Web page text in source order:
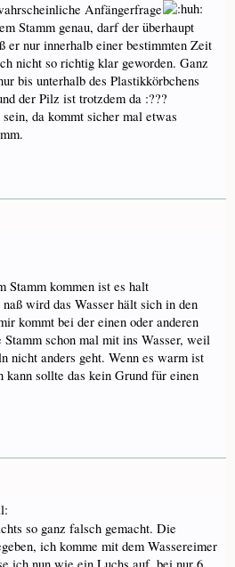
Anfängerfrage
Stamm genau, darf der überhaupt
er nur innerhalb einer bestimmten Zeit
nicht so richtig klar geworden. Ganz
bis unterhalb des Plastikkörbchens
der Pilz ist trotzdem da :???
da kommt sicher mal etwas
Stamm kommen ist es halt
wird das Wasser hält sich in den
kommt bei der einen oder anderen
schon mal mit ins Wasser, weil
nicht anders geht. Wenn es warm ist
kann sollte das kein Grund für einen
so ganz falsch gemacht. Die
ich komme mit dem Wassereimer